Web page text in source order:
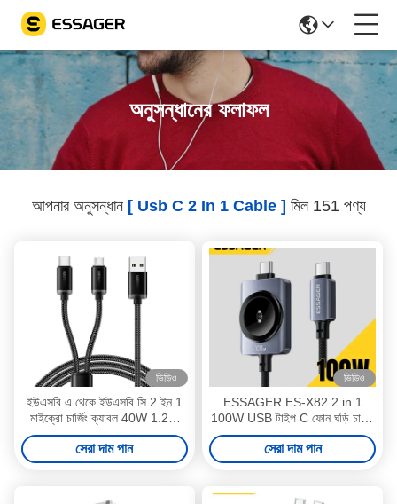
অনুসন্ধানের ফলাফল
আপনার অনুসন্ধান [ Usb C 2 In 1 Cable ] মিল 151 পণ্য
ভিডিও
ইউএসবি এ থেকে ইউএসবি সি 2 ইন 1
মাইক্রো চার্জিং ক্যাবল 40W 1.2m
ES-X60 সিরিজ
সেরা দাম পান
ভিডিও
ESSAGER ES-X82 2 in 1
100W USB টাইপ C ফোন ঘড়ি চার্জিং
ক্যাবল উইথ স্মার্ট ওয়াচ ম্যাগনেটিক
ওয়্যারলেস চার্জিং
সেরা দাম পান